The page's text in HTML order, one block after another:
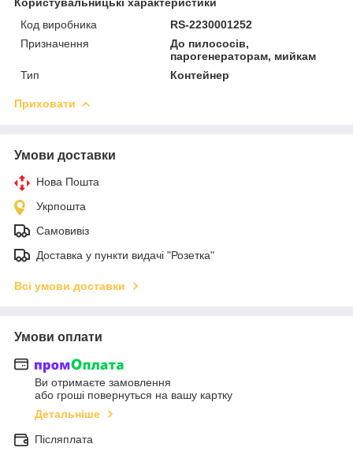
Код виробника
RS-2230001252
Призначення
До пилососів,
парогенераторам, мийкам
Тип
Контейнер
Приховати
Умови доставки
Нова Пошта
Укрпошта
Самовивіз
Доставка у пункти видачі "Розетка"
Всі умови доставки
Умови оплати
Ви отримаєте замовлення
або гроші повернуться на вашу картку
Детальніше
Післяплата